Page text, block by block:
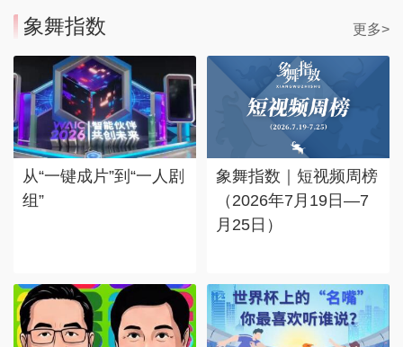
象舞指数 更多>
从“一键成片”到“一人剧
组”
象舞指数｜短视频周榜
（2026年7月19日—7
月25日）